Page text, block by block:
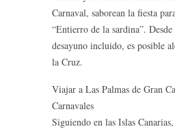
Carnaval, saborean la fiesta
“Entierro de la sardina”.
desayuno incluido, es posible
la Cruz.
Viajar a Las Palmas de Gran
Carnavales
Siguiendo en las Islas